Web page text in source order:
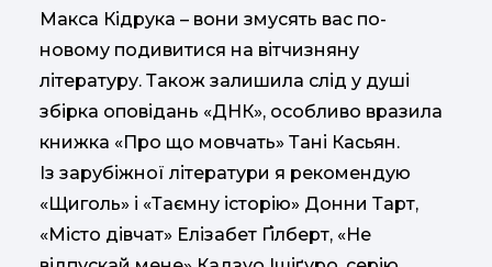
Макса Кідрука – вони змусять вас по-
новому подивитися на вітчизняну
літературу. Також залишила слід у душі
збірка оповідань «ДНК», особливо вразила
книжка «Про що мовчать» Тані Касьян.
Із зарубіжної літератури я рекомендую
«Щиголь» і «Таємну історію» Донни Тарт,
«Місто дівчат» Елізабет Ґілберт, «Не